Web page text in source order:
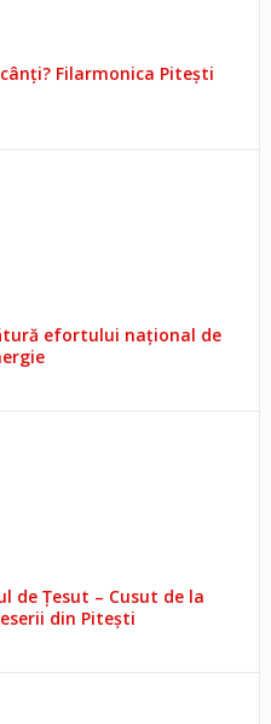
Filarmonica Pitești
efortului național de
de Țesut – Cusut de la
din Pitești